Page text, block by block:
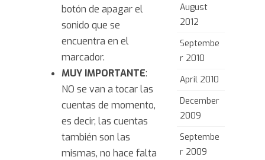
botón de apagar el
sonido que se
encuentra en el
marcador.
MUY IMPORTANTE:
NO se van a tocar las
cuentas de momento,
es decir, las cuentas
también son las
mismas, no hace falta
August
2012
Septembe
r 2010
April 2010
December
2009
Septembe
r 2009